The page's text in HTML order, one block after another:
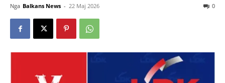
Nga Balkans News - 22 Maj 2026 0